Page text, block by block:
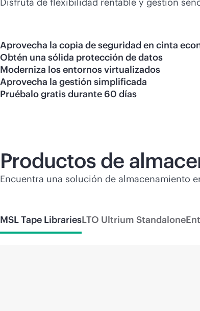
Aprovecha la copia de seguridad en cinta
Obtén una sólida protección de datos
Moderniza los entornos virtualizados
Aprovecha la gestión simplificada
Pruébalo gratis durante 60 días
Productos de
Encuentra una solución de almacenamiento
MSL Tape LibrariesLTO Ultrium Standalone